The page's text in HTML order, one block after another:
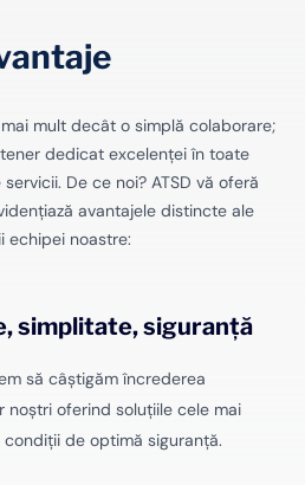
mult decât o simplă colaborare;
dedicat excelenței în toate
De ce noi? ATSD vă oferă
avantajele distincte ale
echipei noastre:
simplitate, siguranță
să câștigăm încrederea
noștri oferind soluțiile cele mai
de optimă siguranță.